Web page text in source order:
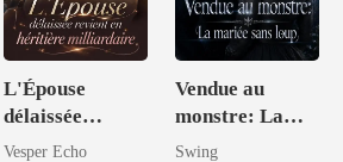
L'Épouse
délaissée
revient en
Vesper Echo
Vendue au
monstre: La
mariée sans
Swing